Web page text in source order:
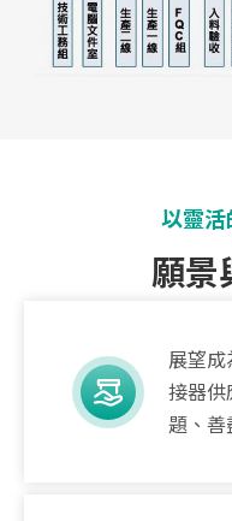
以靈
願景
展望
接器供
題、善